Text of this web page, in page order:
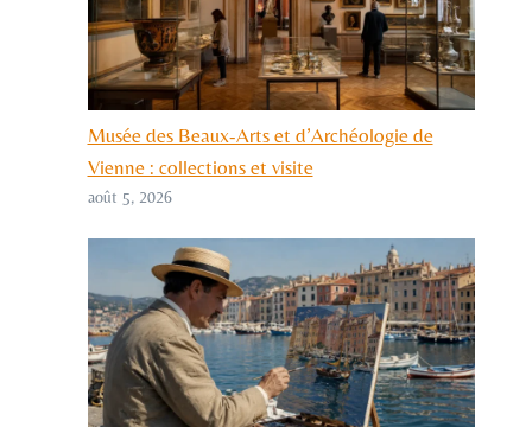
Musée des Beaux-Arts et d’Archéologie de
Vienne : collections et visite
août 5, 2026